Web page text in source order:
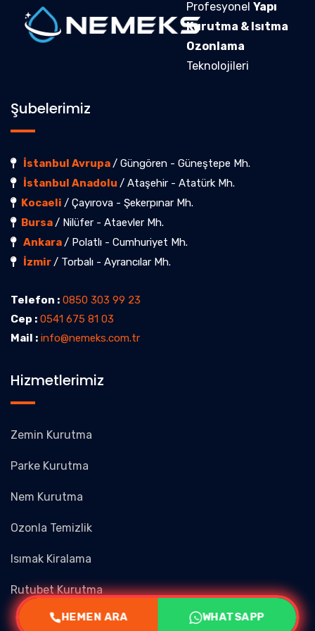
Profesyonel Yapı
Kurutma & Isıtma
Ozonlama
Teknolojileri
Şubelerimiz
İstanbul Avrupa/ Güngören - Güneştepe Mh.
İstanbul Anadolu / Ataşehir - Atatürk Mh.
Kocaeli / Çayırova - Şekerpınar Mh.
Bursa/ Nilüfer - Ataevler Mh.
Ankara/ Polatlı - Cumhuriyet Mh.
İzmir/ Torbalı - Ayrancılar Mh.
Telefon : 0850 303 99 23
Cep : 0541 675 81 03
Mail : info@nemeks.com.tr
Hizmetlerimiz
Zemin Kurutma
Parke Kurutma
Nem Kurutma
Ozonla Temizlik
Isımak Kiralama
Rutubet Kurutma
HEMEN ARA WHATSAPP